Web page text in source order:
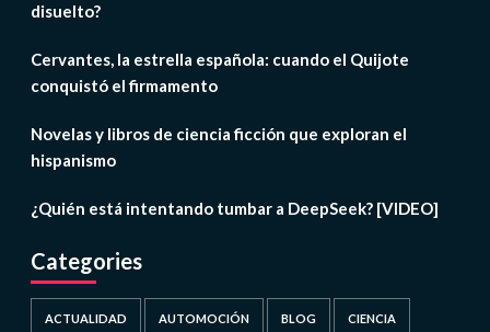
disuelto?
Cervantes, la estrella española: cuando el Quijote
conquistó el firmamento
Novelas y libros de ciencia ficción que exploran el
hispanismo
¿Quién está intentando tumbar a DeepSeek? [VIDEO]
Categories
ACTUALIDAD AUTOMOCIÓN BLOG CIENCIA